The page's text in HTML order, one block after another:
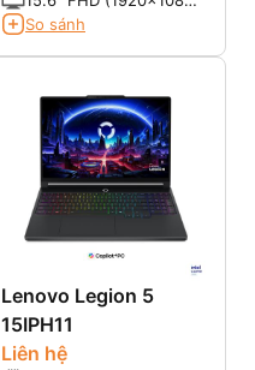
Non-touch IPS 300nits
So sánh
Lenovo Legion 5
15IPH11
Liên hệ